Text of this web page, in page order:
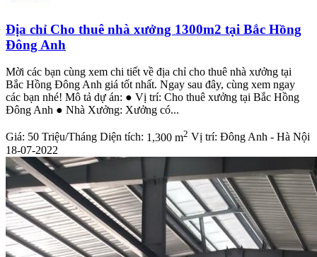
Địa chỉ Cho thuê nhà xưởng 1300m2 tại Bắc Hồng
Đông Anh
Mời các bạn cùng xem chi tiết về địa chỉ cho thuê nhà xưởng tại
Bắc Hồng Đông Anh giá tốt nhất. Ngay sau đây, cùng xem ngay
các bạn nhé! Mô tả dự án: ● Vị trí: Cho thuê xưởng tại Bắc Hồng
Đông Anh ● Nhà Xưởng: Xưởng có...
Giá: 50 Triệu/Tháng Diện tích: 1,300 m2 Vị trí: Đông Anh - Hà Nội
18-07-2022